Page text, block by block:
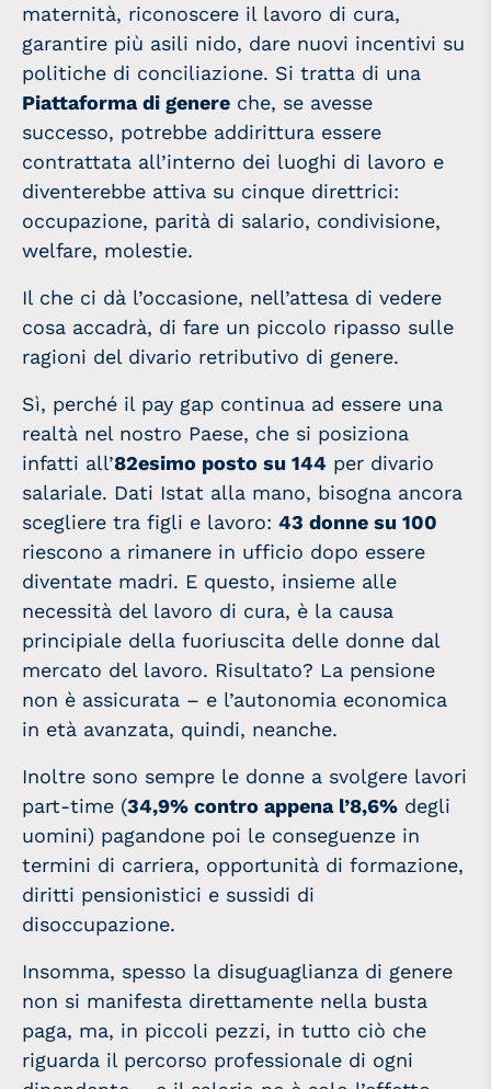
maternità, riconoscere il lavoro di cura,
garantire più asili nido, dare nuovi incentivi su
politiche di conciliazione. Si tratta di una
Piattaforma di genere che, se avesse
successo, potrebbe addirittura essere
contrattata all’interno dei luoghi di lavoro e
diventerebbe attiva su cinque direttrici:
occupazione, parità di salario, condivisione,
welfare, molestie.
Il che ci dà l’occasione, nell’attesa di vedere
cosa accadrà, di fare un piccolo ripasso sulle
ragioni del divario retributivo di genere.
Sì, perché il pay gap continua ad essere una
realtà nel nostro Paese, che si posiziona
infatti all’82esimo posto su 144 per divario
salariale. Dati Istat alla mano, bisogna ancora
scegliere tra figli e lavoro: 43 donne su 100
riescono a rimanere in ufficio dopo essere
diventate madri. E questo, insieme alle
necessità del lavoro di cura, è la causa
principiale della fuoriuscita delle donne dal
mercato del lavoro. Risultato? La pensione
non è assicurata – e l’autonomia economica
in età avanzata, quindi, neanche.
Inoltre sono sempre le donne a svolgere lavori
part-time (34,9% contro appena l’8,6% degli
uomini) pagandone poi le conseguenze in
termini di carriera, opportunità di formazione,
diritti pensionistici e sussidi di
disoccupazione.
Insomma, spesso la disuguaglianza di genere
non si manifesta direttamente nella busta
paga, ma, in piccoli pezzi, in tutto ciò che
riguarda il percorso professionale di ogni